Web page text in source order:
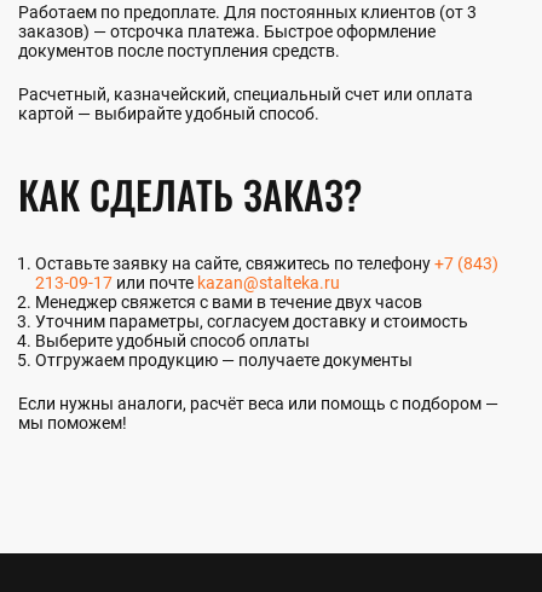
Работаем по предоплате. Для постоянных клиентов (от 3
заказов) — отсрочка платежа. Быстрое оформление
документов после поступления средств.
Расчетный, казначейский, специальный счет или оплата
картой — выбирайте удобный способ.
КАК СДЕЛАТЬ ЗАКАЗ?
Оставьте заявку на сайте, свяжитесь по телефону+7 (843)
213-09-17 или почте kazan@stalteka.ru
Менеджер свяжется с вами в течение двух часов
Уточним параметры, согласуем доставку и стоимость
Выберите удобный способ оплаты
Отгружаем продукцию — получаете документы
Если нужны аналоги, расчёт веса или помощь с подбором —
мы поможем!